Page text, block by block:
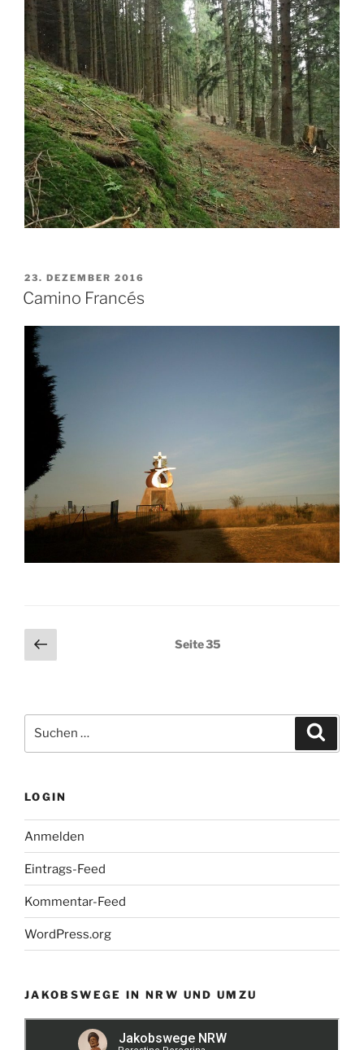
VERÖFFENTLICHT
AM
23. DEZEMBER 2016
Camino Francés
Seitennummerierung
der
Vorherige
Seite
Seite35
nach:
LOGIN
Anmelden
Eintrags-Feed
Kommentar-Feed
WordPress.org
JAKOBSWEGE IN NRW UND UMZU